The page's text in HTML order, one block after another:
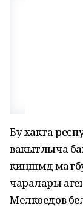
Бу хакта
вакытлыча
киңәшмәдә
чаралары
Мелкоедов